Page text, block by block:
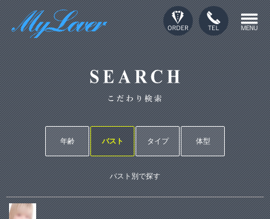
年齢 バスト タイプ 体型
バスト別で探す